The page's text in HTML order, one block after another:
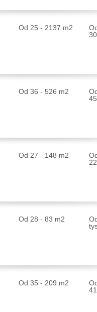
Od 25 - 2137 m2
Od 36 - 526 m2
Od 27 - 148 m2
Od 28 - 83 m2
Od 35 - 209 m2